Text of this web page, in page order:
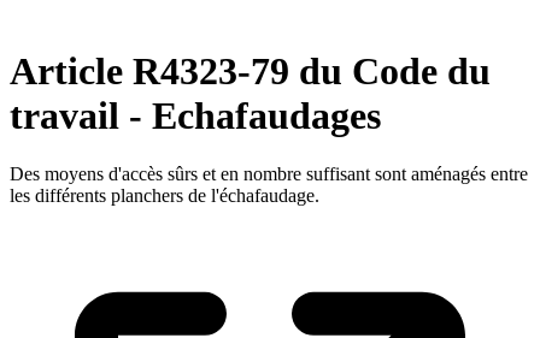
Article R4323-79 du Code du
travail - Echafaudages
Des moyens d'accès sûrs et en nombre suffisant sont aménagés entre
les différents planchers de l'échafaudage.